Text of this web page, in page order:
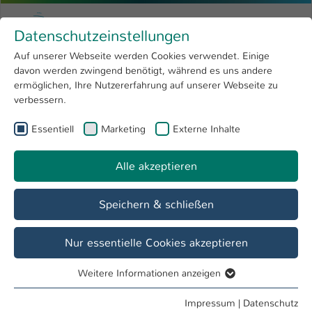
Menu
Forschung 4
Open submenu
Hochschule
International
Zum Hauptinhalt springen
Hochschule Kaiserslautern
Sie sind hier:
Studiengänge
Fachbereich
Übersicht Studieninteressierte Studierende
Datenschutzeinstellungen
Auf unserer Webseite werden Cookies verwendet. Einige
davon werden zwingend benötigt, während es uns andere
ermöglichen, Ihre Nutzererfahrung auf unserer Webseite zu
verbessern.
Essentiell Marketing Externe Inhalte
Alle akzeptieren
Speichern & schließen
Nur essentielle Cookies akzeptieren
Essentielle Cookies werden für grundlegende Funktionen
Weitere Informationen anzeigen
Impressum | Datenschutz